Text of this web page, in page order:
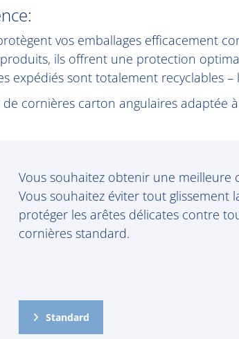
vos emballages efficacement
ils offrent une protection
expédiés sont totalement recyclables –
cornières carton angulaires adaptée
Vous souhaitez obtenir une meilleure
Vous souhaitez éviter tout glissement
protéger les arêtes délicates contre
cornières standard.
Standard